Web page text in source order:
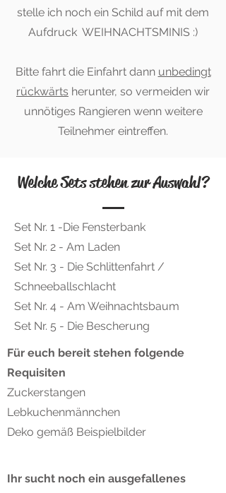
stelle ich noch ein Schild auf mit dem
Aufdruck WEIHNACHTSMINIS :)
Bitte fahrt die Einfahrt dann unbedingt
rückwärts herunter, so vermeiden wir
unnötiges Rangieren wenn weitere
Teilnehmer eintreffen.
Welche Sets stehen zur Auswahl?
Set Nr. 1 -Die Fensterbank
Set Nr. 2 - Am Laden
Set Nr. 3 - Die Schlittenfahrt /
Schneeballschlacht
Set Nr. 4 - Am Weihnachtsbaum
Set Nr. 5 - Die Bescherung
Für euch bereit stehen folgende
Requisiten
Zuckerstangen
Lebkuchenmännchen
Deko gemäß Beispielbilder
Ihr sucht noch ein ausgefallenes